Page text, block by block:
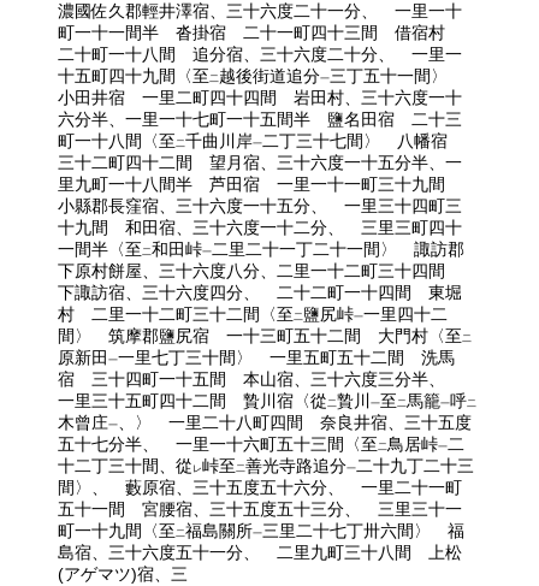
濃國佐久郡輕井澤宿、三十六度二十一分、 一里一十
町一十一間半 沓掛宿 二十一町四十三間 借宿村
二十町一十八間 追分宿、三十六度二十分、 一里一
十五町四十九間〈至二越後街道追分一三丁五十一間〉
小田井宿 一里二町四十四間 岩田村、三十六度一十
六分半、一里一十七町一十五間半 鹽名田宿 二十三
町一十八間〈至二千曲川岸一二丁三十七間〉 八幡宿
三十二町四十二間 望月宿、三十六度一十五分半、一
里九町一十八間半 芦田宿 一里一十一町三十九間
小縣郡長窪宿、三十六度一十五分、 一里三十四町三
十九間 和田宿、三十六度一十二分、 三里三町四十
一間半〈至二和田峠一二里二十一丁二十一間〉 諏訪郡
下原村餅屋、三十六度八分、二里一十二町三十四間
下諏訪宿、三十六度四分、 二十二町一十四間 東堀
村 二里一十二町三十二間〈至二鹽尻峠一一里四十二
間〉 筑摩郡鹽尻宿 一十三町五十二間 大門村〈至二
原新田一一里七丁三十間〉 一里五町五十二間 洗馬
宿 三十四町一十五間 本山宿、三十六度三分半、
一里三十五町四十二間 贄川宿〈從二贄川一至二馬籠一呼二
木曾庄一、〉 一里二十八町四間 奈良井宿、三十五度
五十七分半、 一里一十六町五十三間〈至二鳥居峠一二
十二丁三十間、從 レ峠至二善光寺路追分一二十九丁二十三
間〉、 藪原宿、三十五度五十六分、 一里二十一町
五十一間 宮腰宿、三十五度五十三分、 三里三十一
町一十九間〈至二福島關所一三里二十七丁卅六間〉 福
島宿、三十六度五十一分、 二里九町三十八間 上松
(アゲマツ)宿、三